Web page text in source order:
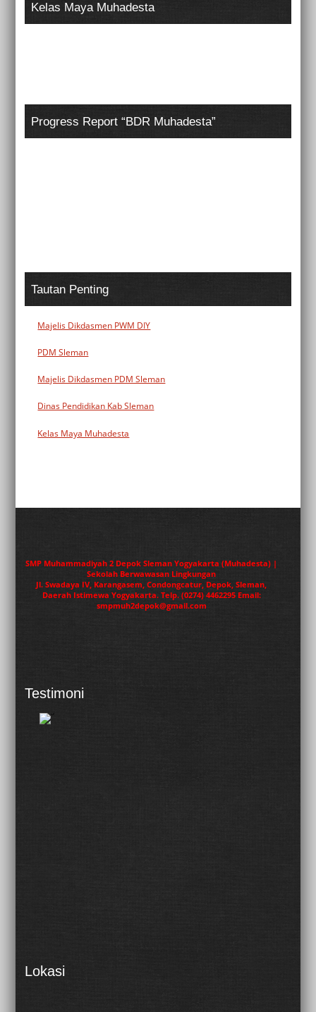
Kelas Maya Muhadesta
Progress Report “BDR Muhadesta”
Tautan Penting
Majelis Dikdasmen PWM DIY
PDM Sleman
Majelis Dikdasmen PDM Sleman
Dinas Pendidikan Kab Sleman
Kelas Maya Muhadesta
SMP Muhammadiyah 2 Depok Sleman Yogyakarta (Muhadesta) |
Sekolah Berwawasan Lingkungan
Jl. Swadaya IV, Karangasem, Condongcatur, Depok, Sleman,
Daerah Istimewa Yogyakarta. Telp. (0274) 4462295 Email:
smpmuh2depok@gmail.com
Testimoni
Lokasi